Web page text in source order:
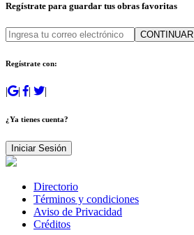
Regístrate para guardar tus obras favoritas
CONTINUAR
Regístrate con:
| | | |
¿Ya tienes cuenta?
Iniciar Sesión
Directorio
Términos y condiciones
Aviso de Privacidad
Créditos